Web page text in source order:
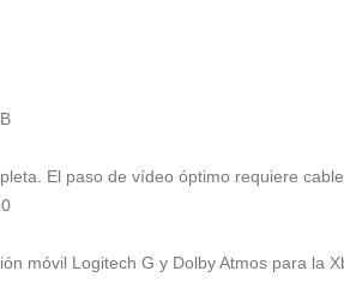
El paso de vídeo óptimo requiere
móvil Logitech G y Dolby Atmos para la